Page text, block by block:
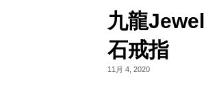
九龍
石戒指
11月 4, 2020